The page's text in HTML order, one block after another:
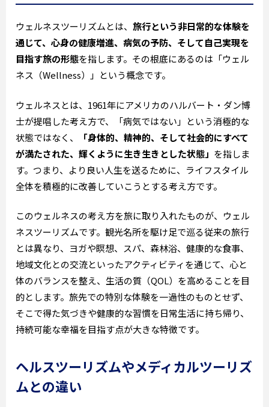
ウェルネスツーリズムとは、 旅行という非日常的な体験を
通じて、心身の健康増進、病気の予防、そして自己実現を
目指す旅の形態を指します。その根底にあるのは「ウェル
ネス（Wellness）」という概念です。
ウェルネスとは、1961年にアメリカのハルバート・ダン博
士が提唱した考え方で、「病気ではない」という消極的な
状態ではなく、
「身体的、精神的、そして社会的にすべて
が満たされた、輝くように生き生きとした状態」 を指しま
す。つまり、より良い人生を送るために、ライフスタイル
全体を積極的に改善していこうとする考え方です。
このウェルネスの考え方を旅に取り入れたものが、ウェル
ネスツーリズムです。観光名所を駆け足で巡る従来の旅行
とは異なり、ヨガや瞑想、スパ、森林浴、健康的な食事、
地域文化との交流といったアクティビティを通じて、心と
体のバランスを整え、生活の質（QOL）を高めることを目
的とします。旅先での特別な体験を一過性のものとせず、
そこで得た気づきや健康的な習慣を日常生活に持ち帰り、
持続可能な幸福を目指す点が大きな特徴です。
ヘルスツーリズムやメディカルツーリズ
ムとの違い